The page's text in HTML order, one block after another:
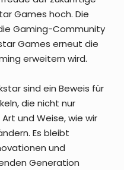
Games hoch. Die
Gaming-Community
Games erneut die
erweitern wird.
sind ein Beweis für
die nicht nur
und Weise, wie wir
Es bleibt
und
Generation